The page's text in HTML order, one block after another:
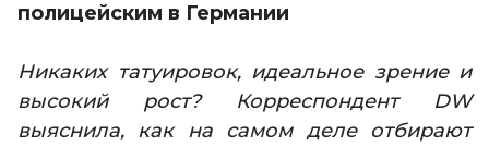
полицейским в Германии
Никаких татуировок, идеальное зрение и
высокий рост? Корреспондент DW
выяснила, как на самом деле отбирают